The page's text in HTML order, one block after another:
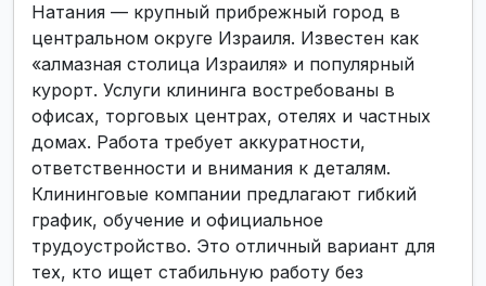
Натания — крупный прибрежный город в
центральном округе Израиля. Известен как
«алмазная столица Израиля» и популярный
курорт. Услуги клининга востребованы в
офисах, торговых центрах, отелях и частных
домах. Работа требует аккуратности,
ответственности и внимания к деталям.
Клининговые компании предлагают гибкий
график, обучение и официальное
трудоустройство. Это отличный вариант для
тех, кто ищет стабильную работу без